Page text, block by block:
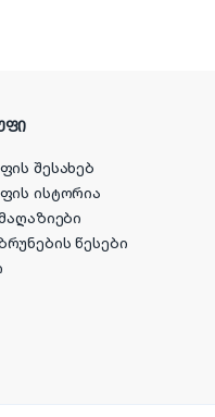
შესახებ
ისტორია
წესები